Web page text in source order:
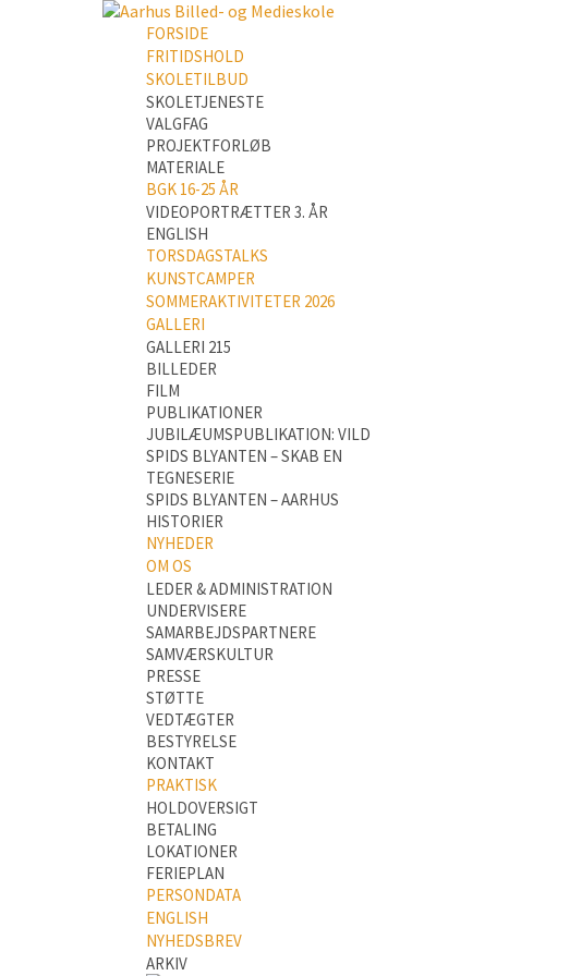
FORSIDE
FRITIDSHOLD
SKOLETILBUD
SKOLETJENESTE
VALGFAG
PROJEKTFORLØB
MATERIALE
BGK 16-25 ÅR
VIDEOPORTRÆTTER 3. ÅR
ENGLISH
TORSDAGSTALKS
KUNSTCAMPER
SOMMERAKTIVITETER 2026
GALLERI
GALLERI 215
BILLEDER
FILM
PUBLIKATIONER
JUBILÆUMSPUBLIKATION: VILD
SPIDS BLYANTEN – SKAB EN
TEGNESERIE
SPIDS BLYANTEN – AARHUS
HISTORIER
NYHEDER
OM OS
LEDER & ADMINISTRATION
UNDERVISERE
SAMARBEJDSPARTNERE
SAMVÆRSKULTUR
PRESSE
STØTTE
VEDTÆGTER
BESTYRELSE
KONTAKT
PRAKTISK
HOLDOVERSIGT
BETALING
LOKATIONER
FERIEPLAN
PERSONDATA
ENGLISH
NYHEDSBREV
ARKIV